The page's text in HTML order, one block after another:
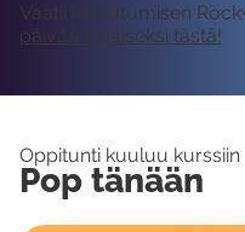
Vaatii kirjautumisen
päivää ilmaiseksi tästä!
Oppitunti kuuluu kurssiin
Pop tänään